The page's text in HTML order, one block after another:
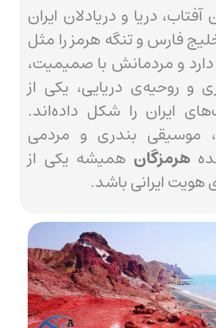
دریا و دریادلان ایران
فارس و تنگه هرمز را مثل
و مردمانش با صمیمیت،
و روحیه‌ی دریایی، یکی از
ایران را شکل داده‌اند.
موسیقی بندری و مردمی
هرمزگان همیشه یکی از
ایرانی باشد.